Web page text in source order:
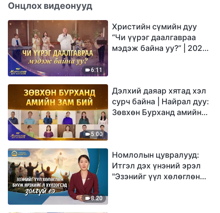
Онцлох видеонууд
6:11
Христийн сүмийн дуу
“Чи үүрэг даалгавраа
мэдэж байна уу?” | 2026
5:00
Дэлхий даяар хятад хэл
сурч байна | Найрал дуу:
Зөвхөн Бурханд амийн
8:20
Номлолын цувралууд:
Итгэл дэх үнэний эрэл
"Эзэнийг үүл хөлөглөн